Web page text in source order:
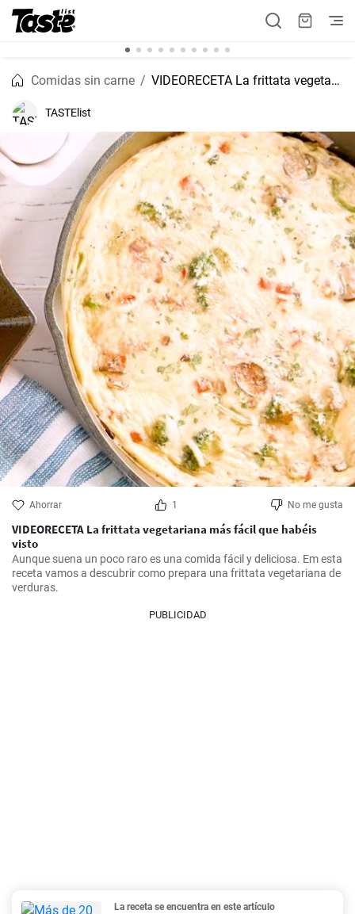
Comidas sin carne VIDEORECETA La frittata vegetariana más fácil que habéis visto
TASTElist
Ahorrar 1 No me gusta
VIDEORECETA La frittata vegetariana más fácil que habéis
visto
Aunque suena un poco raro es una comida fácil y deliciosa. Em esta
receta vamos a descubrir como prepara una frittata vegetariana de
verduras.
PUBLICIDAD
La receta se encuentra en este artículo